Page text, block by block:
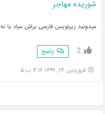
شوریده مهاجر
میدونید زیرنویس فارسی براش میاد یا نه
2 پاسخ
فروردین ۲۶, ۱۳۹۹ ۴:۱۶ ب.ظ